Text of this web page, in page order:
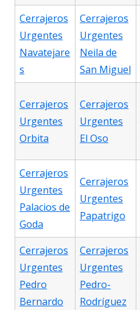
Cerrajeros
Urgentes
Navatejare
s
Cerrajeros
Urgentes
Neila de
San Miguel
Cerrajeros
Urgentes
Orbita
Cerrajeros
Urgentes
El Oso
Cerrajeros
Urgentes
Palacios de
Goda
Cerrajeros
Urgentes
Papatrigo
Cerrajeros
Urgentes
Pedro
Bernardo
Cerrajeros
Urgentes
Pedro-
Rodríguez